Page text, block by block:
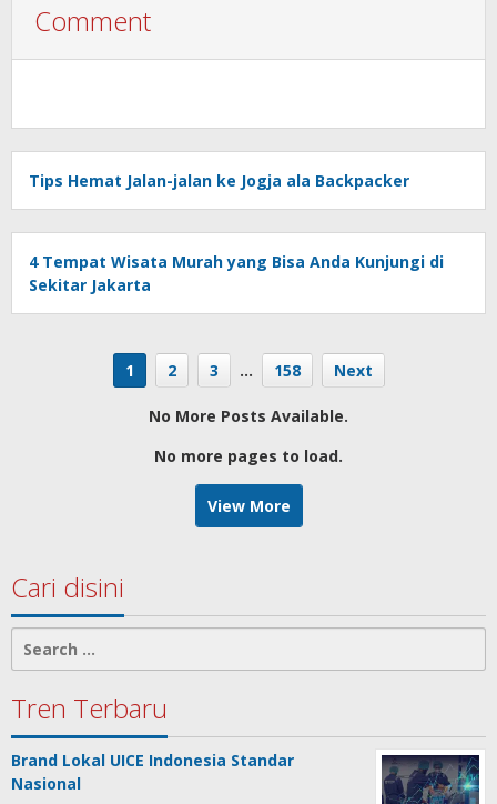
Comment
Tips Hemat Jalan-jalan ke Jogja ala Backpacker
4 Tempat Wisata Murah yang Bisa Anda Kunjungi di
Sekitar Jakarta
1 2 3 … 158 Next
No More Posts Available.
No more pages to load.
View More
Cari disini
for:
Tren Terbaru
Brand Lokal UICE Indonesia Standar
Nasional